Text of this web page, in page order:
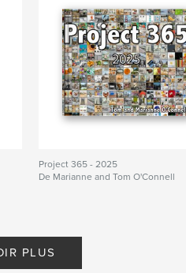
Project 365 - 2025
De Marianne and Tom O'Connell
PLUS